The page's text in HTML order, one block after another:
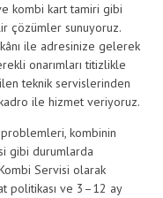
kombi kart tamiri gibi
çözümler sunuyoruz.
ile adresinize gelerek
onarımları titizlikle
teknik servislerinden
ile hizmet veriyoruz.
problemleri, kombinin
gibi durumlarda
Servisi olarak
politikası ve 3–12 ay